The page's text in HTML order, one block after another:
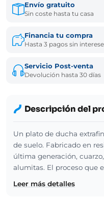
Envío gratuito
Sin coste hasta tu casa
Financia tu compra
Hasta 3 pagos sin
Servicio Post-venta
Devolución hasta 30 días
Descripción del
Un plato de ducha
de suelo. Fabricado en
última generación,
alumitas. El proceso que
Leer más detalles